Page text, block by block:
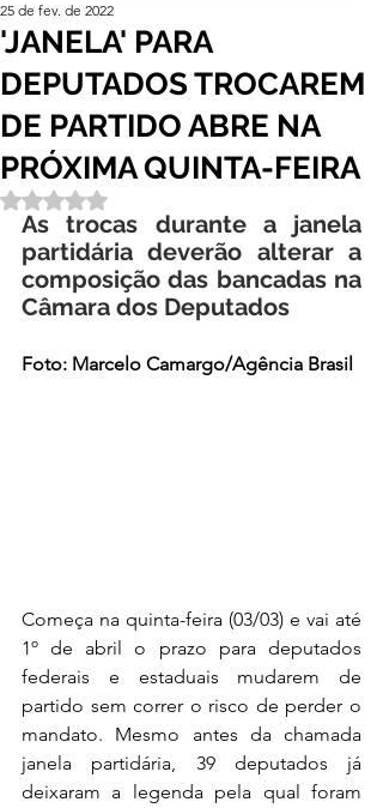
'JANELA' PARA
DEPUTADOS TROCAREM
DE PARTIDO ABRE NA
PRÓXIMA QUINTA-FEIRA
25 de fev. de 2022
Avaliado com NaN de 5 estrelas.
As trocas durante a janela
partidária deverão alterar a
composição das bancadas na
Câmara dos Deputados
Foto: Marcelo Camargo/Agência Brasil
Começa na quinta-feira (03/03) e vai até
1º de abril o prazo para deputados
federais e estaduais mudarem de
partido sem correr o risco de perder o
mandato. Mesmo antes da chamada
janela partidária, 39 deputados já
deixaram a legenda pela qual foram